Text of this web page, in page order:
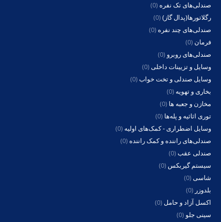
صندلی‌های تک نفره (0)
رگلاتورها(پدال گاز)(0)
صندلی‌های چند نفره (0)
فرمان (0)
صندلی‌های روبرو (0)
وسایل و تزیینات داخلی(0)
وسایل صندلی و تخت خواب(0)
بخاری و تهویه (0)
مخازن و جعبه ها (0)
توری اثاثیه و پله‌ها (0)
وسایل اضطراری - کمک‌های اولیه (0)
صندلی‌های راننده و کمک راننده (0)
صندلی عقب(0)
سیستم گیربکس (0)
شاسی(0)
بلدوزر (0)
اکسل آزاد و حامل (0)
سینی جلو (0)